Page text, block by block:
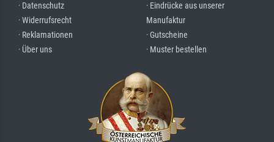
· Datenschutz
· Widerrufsrecht
· Reklamationen
· Über uns
· Eindrücke aus unserer
Manufaktur
· Gutscheine
· Muster bestellen